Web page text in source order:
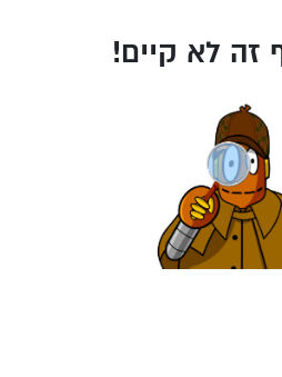
זה לא קיים!